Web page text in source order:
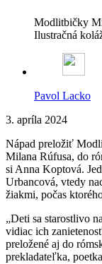
Modlitbičky
Ilustračná
Pavol Lacko
3. apríla 2024
Nápad preložiť
Milana Rúfusa, do
si Anna Koptová.
Urbancová, vtedy
žiakmi, počas
„Deti sa starostlivo
vidiac ich
preložené aj do
prekladateľka,